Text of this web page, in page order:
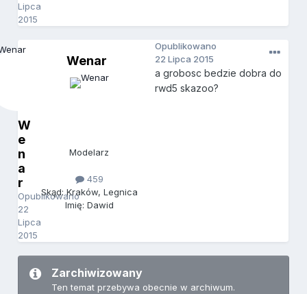
Lipca
2015
W
e
n
a
r
Opublikowano
22
Lipca
2015
Wenar
Modelarz
459
Skąd: Kraków, Legnica
Imię: Dawid
Opublikowano
22 Lipca 2015
a grobosc bedzie dobra do
rwd5 skazoo?
Zarchiwizowany
Ten temat przebywa obecnie w archiwum.